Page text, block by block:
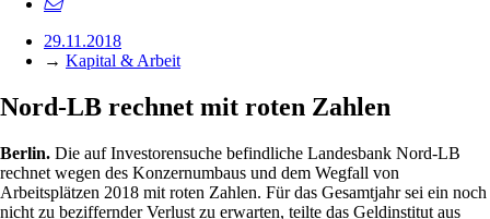
29.11.2018
→ Kapital & Arbeit
Nord-LB rechnet mit roten Zahlen
Berlin. Die auf Investorensuche befindliche Landesbank Nord-LB
rechnet wegen des Konzernumbaus und dem Wegfall von
Arbeitsplätzen 2018 mit roten Zahlen. Für das Gesamtjahr sei ein noch
nicht zu beziffernder Verlust zu erwarten, teilte das Geldinstitut aus